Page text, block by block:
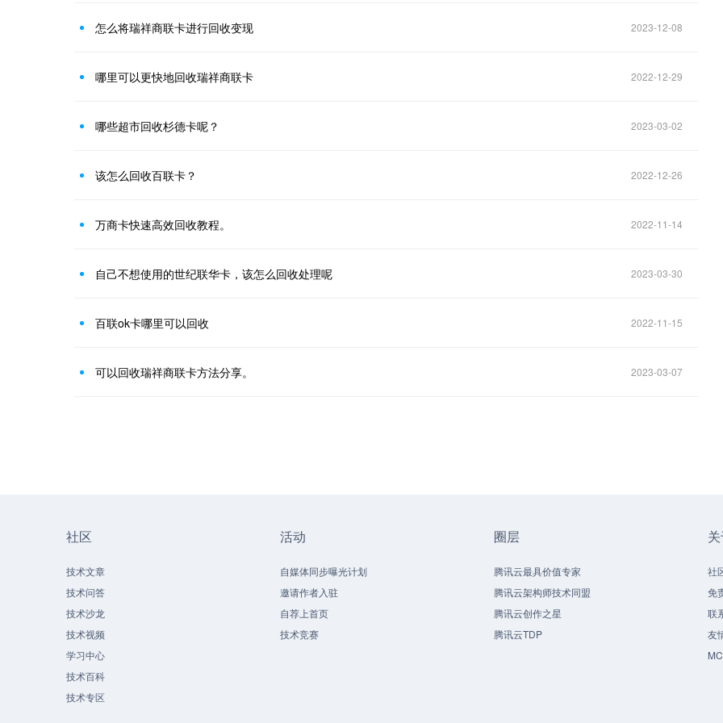
怎么将瑞祥商联卡进行回收变现 2023-12-08
哪里可以更快地回收瑞祥商联卡 2022-12-29
哪些超市回收杉德卡呢？ 2023-03-02
该怎么回收百联卡？ 2022-12-26
万商卡快速高效回收教程。 2022-11-14
自己不想使用的世纪联华卡，该怎么回收处理呢 2023-03-30
百联ok卡哪里可以回收 2022-11-15
可以回收瑞祥商联卡方法分享。 2023-03-07
社区
技术文章
技术问答
技术沙龙
技术视频
学习中心
技术百科
技术专区
活动
自媒体同步曝光计划
邀请作者入驻
自荐上首页
技术竞赛
圈层
腾讯云最具价值专家
腾讯云架构师技术同盟
腾讯云创作之星
腾讯云TDP
社
免
联
友